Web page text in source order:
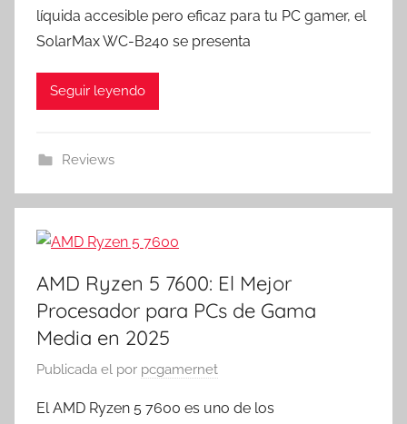
líquida accesible pero eficaz para tu PC gamer, el
SolarMax WC-B240 se presenta
Seguir leyendo
Reviews
AMD Ryzen 5 7600: El Mejor
Procesador para PCs de Gama
Media en 2025
Publicada el por pcgamernet
El AMD Ryzen 5 7600 es uno de los